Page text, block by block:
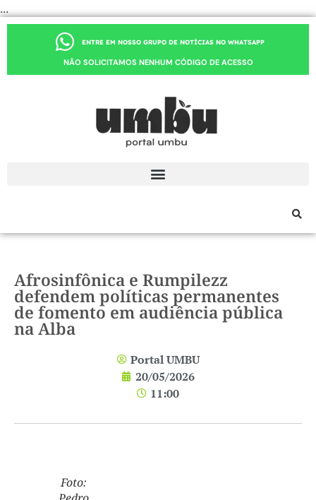
...
ENTRE EM NOSSO GRUPO DE NOTÍCIAS NO WHATSAPP
NÃO SOLICITAMOS NENHUM CÓDIGO DE ACESSO
Afrosinfônica e Rumpilezz
defendem políticas permanentes
de fomento em audiência pública
na Alba
Portal UMBU
20/05/2026
11:00
Foto: